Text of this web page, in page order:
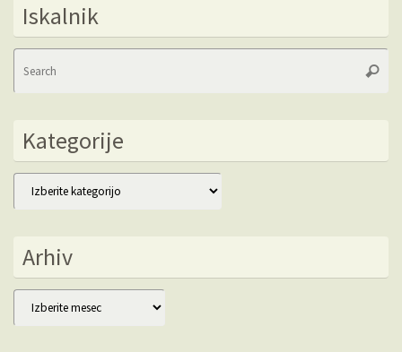
Iskalnik
Kategorije
Kategorije
Arhiv
Arhiv